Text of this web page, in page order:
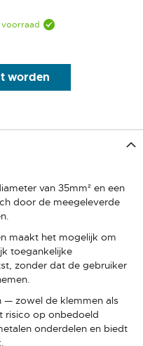
voorraad
worden
van 35mm² en een
door de meegeleverde
maakt het mogelijk om
toegankelijke
zonder dat de gebruiker
— zowel de klemmen als
risico op onbedoeld
onderdelen en biedt